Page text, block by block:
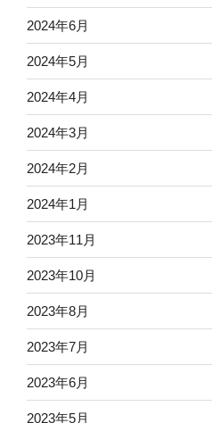
2024年6月
2024年5月
2024年4月
2024年3月
2024年2月
2024年1月
2023年11月
2023年10月
2023年8月
2023年7月
2023年6月
2023年5月